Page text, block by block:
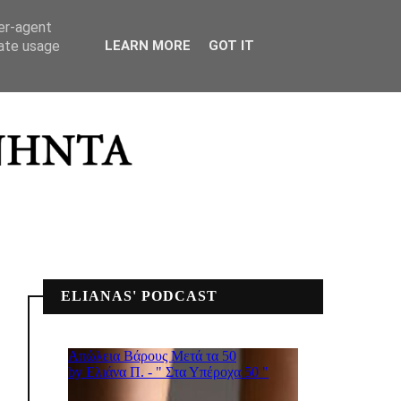
ΜΟΥ
ELIANAS' PODCAST
agent
usage
LEARN MORE GOT IT